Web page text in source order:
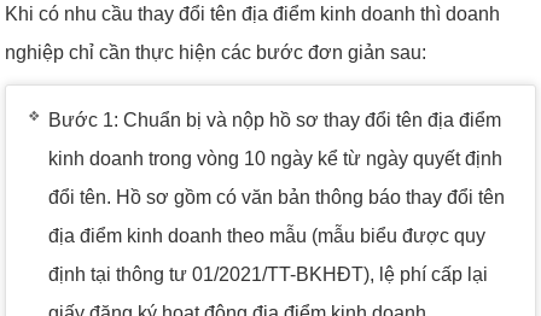
Khi có nhu cầu thay đổi tên địa điểm kinh doanh thì doanh
nghiệp chỉ cần thực hiện các bước đơn giản sau:
Bước 1: Chuẩn bị và nộp hồ sơ thay đổi tên địa điểm
kinh doanh trong vòng 10 ngày kể từ ngày quyết định
đổi tên. Hồ sơ gồm có văn bản thông báo thay đổi tên
địa điểm kinh doanh theo mẫu (mẫu biểu được quy
định tại thông tư 01/2021/TT-BKHĐT), lệ phí cấp lại